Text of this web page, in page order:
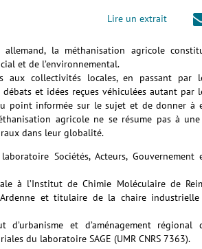
Lire un extrait
la méthanisation agricole
et de l’environnemental.
aux collectivités locales, en passant par
et idées reçues véhiculées autant par
point informée sur le sujet et de donner à
agricole ne se résume pas à
dans leur globalité.
Sociétés, Acteurs, Gouvernement
à l’Institut de Chimie Moléculaire de
Ardenne et titulaire de la chaire
et d’aménagement régional
du laboratoire SAGE (UMR CNRS 7363).